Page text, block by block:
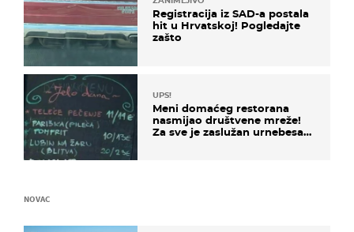
Registracija iz SAD-a postala
hit u Hrvatskoj! Pogledajte
zašto
UPS!
Meni domaćeg restorana
nasmijao društvene mreže!
Za sve je zaslužan urnebesan
NOVAC